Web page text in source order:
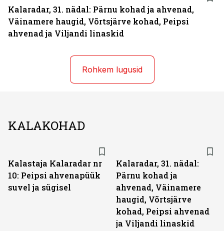
Kalaradar, 31. nädal: Pärnu kohad ja ahvenad,
Väinamere haugid, Võrtsjärve kohad, Peipsi
ahvenad ja Viljandi linaskid
Rohkem lugusid
KALAKOHAD
Kalastaja Kalaradar nr
10: Peipsi ahvenapüük
suvel ja sügisel
Kalaradar, 31. nädal:
Pärnu kohad ja
ahvenad, Väinamere
haugid, Võrtsjärve
kohad, Peipsi ahvenad
ja Viljandi linaskid